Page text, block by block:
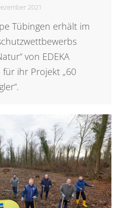
2021
Tübingen erhält im
von EDEKA
für ihr Projekt „60